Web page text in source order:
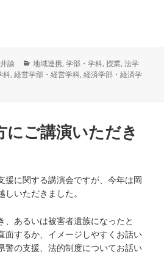
諭
カ
テ
地域連携,学部・学科,授業,法学
科,経営学部・経営学科,経済学部・経済学
講演いただきました に
にご講演いただき
援に関する講演会ですが、今年は岡
いただきました。
、あるいは被害者遺族になったと
面するか、イメージしやすくお話い
警の支援、法的制度についてお話い